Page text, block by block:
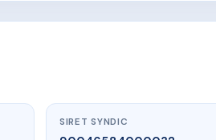
www.vme.plus/
BURRIAUX 139 C RUE DE LA
SIRET SYNDIC